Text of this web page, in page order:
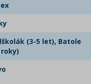
(3-5 let), Batole